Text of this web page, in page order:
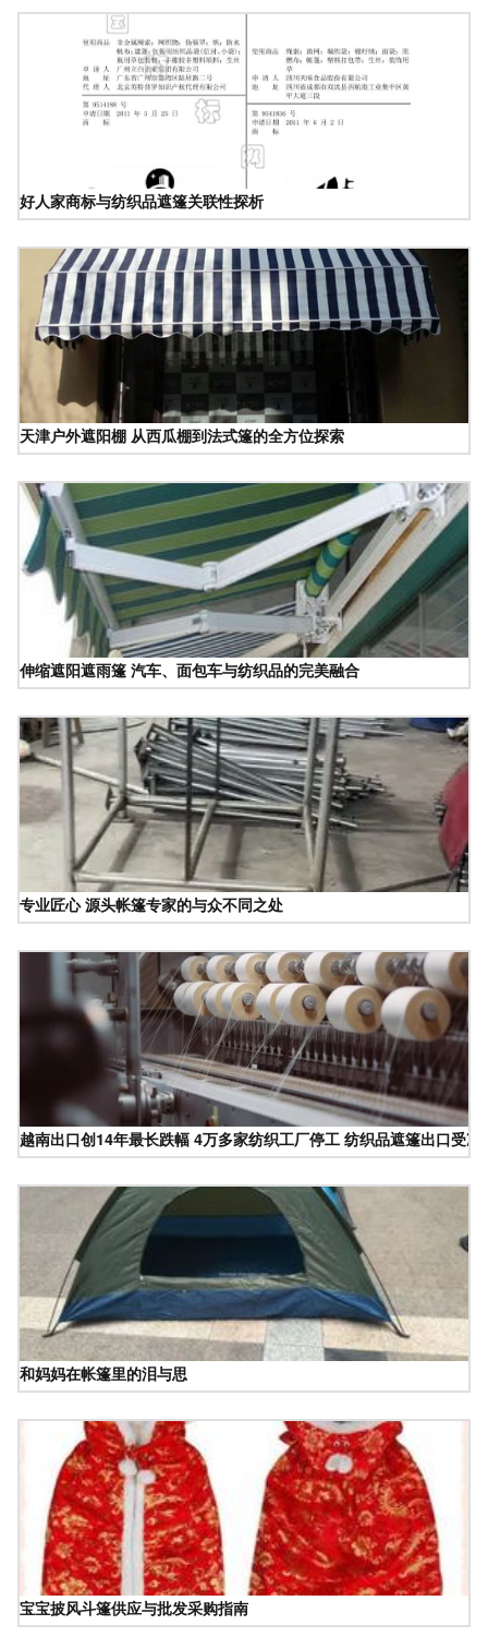
好人家商标与纺织品遮篷关联性探析
天津户外遮阳棚 从西瓜棚到法式篷的全方位探索
伸缩遮阳遮雨篷 汽车、面包车与纺织品的完美融合
专业匠心 源头帐篷专家的与众不同之处
越南出口创14年最长跌幅 4万多家纺织工厂停工 纺织品遮篷出口受冲
和妈妈在帐篷里的泪与思
宝宝披风斗篷供应与批发采购指南